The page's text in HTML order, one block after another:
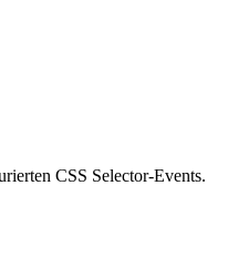
CSS Selector-Events.